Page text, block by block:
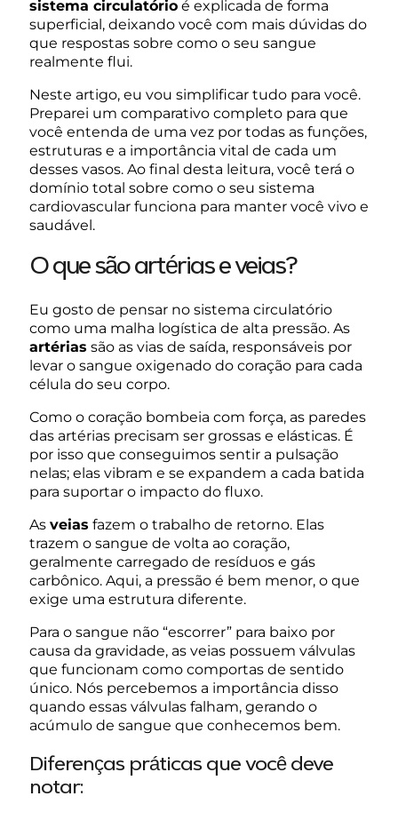
sistema circulatório é explicada de forma
superficial, deixando você com mais dúvidas do
que respostas sobre como o seu sangue
realmente flui.
Neste artigo, eu vou simplificar tudo para você.
Preparei um comparativo completo para que
você entenda de uma vez por todas as funções,
estruturas e a importância vital de cada um
desses vasos. Ao final desta leitura, você terá o
domínio total sobre como o seu sistema
cardiovascular funciona para manter você vivo e
saudável.
O que são artérias e veias?
Eu gosto de pensar no sistema circulatório
como uma malha logística de alta pressão. As
artérias são as vias de saída, responsáveis por
levar o sangue oxigenado do coração para cada
célula do seu corpo.
Como o coração bombeia com força, as paredes
das artérias precisam ser grossas e elásticas. É
por isso que conseguimos sentir a pulsação
nelas; elas vibram e se expandem a cada batida
para suportar o impacto do fluxo.
As veias fazem o trabalho de retorno. Elas
trazem o sangue de volta ao coração,
geralmente carregado de resíduos e gás
carbônico. Aqui, a pressão é bem menor, o que
exige uma estrutura diferente.
Para o sangue não “escorrer” para baixo por
causa da gravidade, as veias possuem válvulas
que funcionam como comportas de sentido
único. Nós percebemos a importância disso
quando essas válvulas falham, gerando o
acúmulo de sangue que conhecemos bem.
Diferenças práticas que você deve
notar: